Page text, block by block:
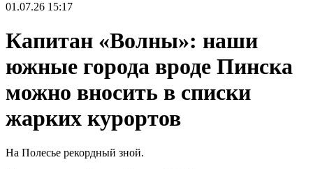
01.07.26 15:17
Капитан «Волны»: наши
южные города вроде Пинска
можно вносить в списки
жарких курортов
На Полесье рекордный зной.